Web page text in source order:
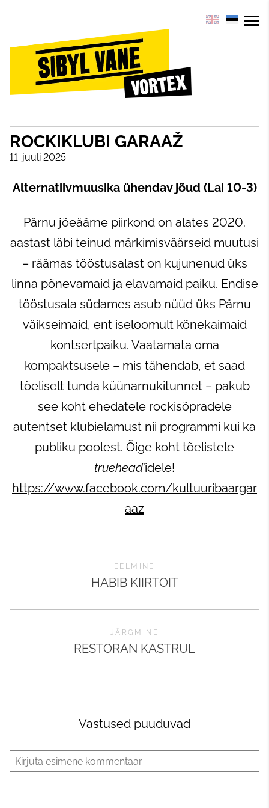
ROCKIKLUBI GARAAŽ
11. juuli 2025
Alternatiivmuusika ühendav jõud (Lai 10-3)
Pärnu jõeäärne piirkond on alates 2020.
aastast läbi teinud märkimisväärseid muutusi
– räämas tööstusalast on kujunenud üks
linna põnevamaid ja elavamaid paiku. Endise
tööstusala südames asub nüüd üks Pärnu
väikseimaid, ent iseloomult kõnekaimaid
kontsertpaiku. Vaatamata oma
kompaktsusele – mis tähendab, et saad
tõeliselt tunda küünarnukitunnet – pakub
see koht ehedatele rockisõpradele
autentset klubielamust nii programmi kui ka
publiku poolest. Õige koht tõelistele
truehead’idele!
https://www.facebook.com/kultuuribaargar
aaz
EELMINE
HABIB KIIRTOIT
JÄRGMINE
RESTORAN KASTRUL
Vastused puuduvad